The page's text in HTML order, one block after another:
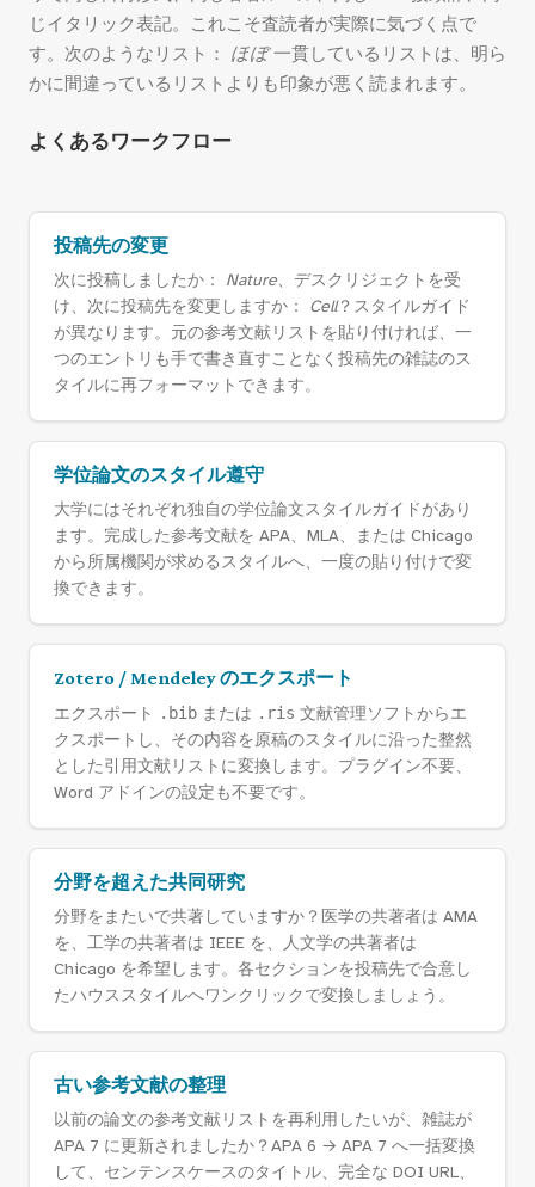
じイタリック表記。これこそ査読者が実際に気づく点で
す。次のようなリスト： ほぼ一貫しているリストは、明ら
かに間違っているリストよりも印象が悪く読まれます。
よくあるワークフロー
投稿先の変更
次に投稿しましたか： Nature、デスクリジェクトを受
け、次に投稿先を変更しますか： Cell？スタイルガイド
が異なります。元の参考文献リストを貼り付ければ、一
つのエントリも手で書き直すことなく投稿先の雑誌のス
タイルに再フォーマットできます。
学位論文のスタイル遵守
大学にはそれぞれ独自の学位論文スタイルガイドがあり
ます。完成した参考文献を APA、MLA、または Chicago
から所属機関が求めるスタイルへ、一度の貼り付けで変
換できます。
Zotero / Mendeley のエクスポート
エクスポート
.bib または .ris 文献管理ソフトからエ
クスポートし、その内容を原稿のスタイルに沿った整然
とした引用文献リストに変換します。プラグイン不要、
Word アドインの設定も不要です。
分野を超えた共同研究
分野をまたいで共著していますか？医学の共著者は AMA
を、工学の共著者は IEEE を、人文学の共著者は
Chicago を希望します。各セクションを投稿先で合意し
たハウススタイルへワンクリックで変換しましょう。
古い参考文献の整理
以前の論文の参考文献リストを再利用したいが、雑誌が
APA 7 に更新されましたか？APA 6 → APA 7 へ一括変換
して、センテンスケースのタイトル、完全な DOI URL、